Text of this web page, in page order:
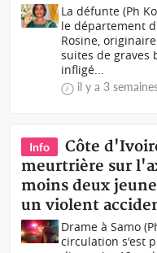
La défunte (Ph
le département
Rosine,
suites de graves
infligé...
il y a 3
Info
Côte
meurtrière sur
moins deux
un violent
Drame à Samo
circulation s'est